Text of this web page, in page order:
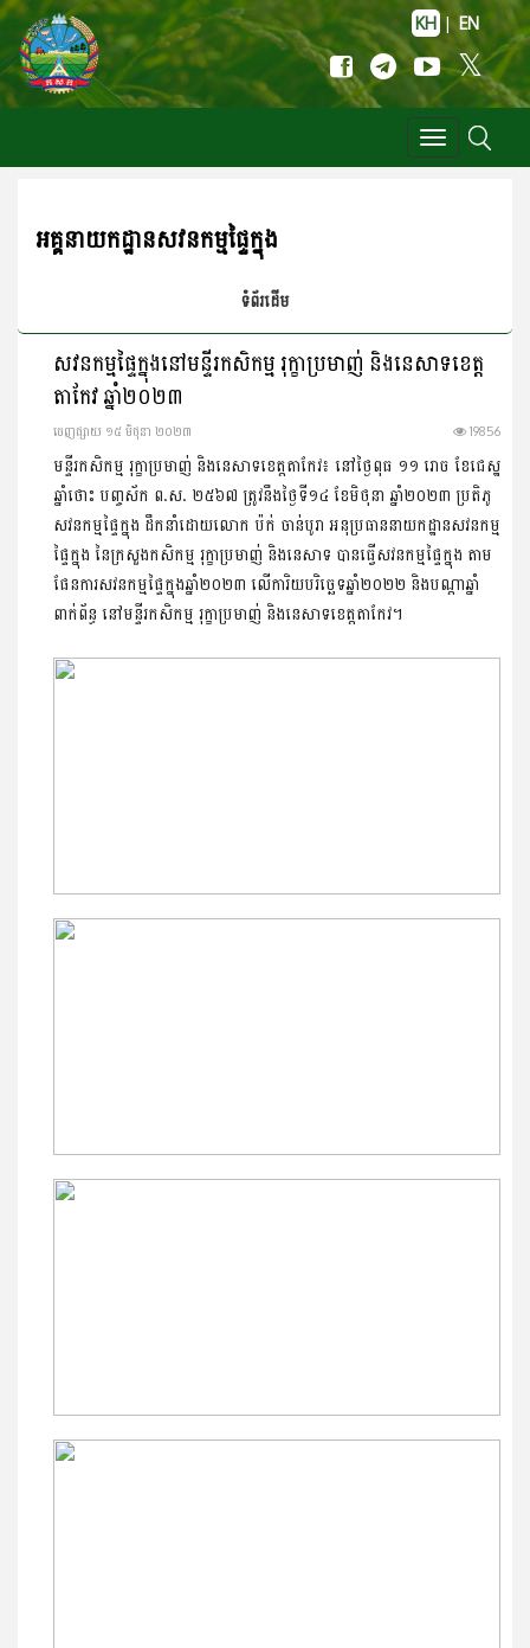
KH | EN
Toggle
navigation
អគ្គនាយកដ្ឋានសវនកម្មផ្ទៃក្នុង
ទំព័រដើម
សវនកម្មផ្ទៃក្នុងនៅមន្ទីរកសិកម្ម រុក្ខាប្រមាញ់ និងនេសាទខេត្ត
តាកែវ ឆ្នាំ២០២៣
ចេញ​ផ្សាយ​ ១៥ មិថុនា ២០២៣ 19856
មន្ទីរកសិកម្ម រុក្ខាប្រមាញ់ និងនេសាទខេត្តតាកែវ៖ នៅថ្ងៃពុធ ១១ រោច ខែជេស្ឋ
ឆ្នាំថោះ បញ្ចស័ក ព.ស. ២៥៦៧ ត្រូវនឹងថ្ងៃទី១៤ ខែមិថុនា ឆ្នាំ២០២៣ ប្រតិភូ
សវនកម្មផ្ទៃក្នុង ដឹកនាំដោយលោក ប៉ក់ ចាន់បូរា អនុប្រធាននាយកដ្ឋានសវនកម្ម
ផ្ទៃក្នុង នៃក្រសួងកសិកម្ម រុក្ខាប្រមាញ់ និងនេសាទ បានធ្វើសវនកម្មផ្ទៃក្នុង តាម
ផែនការសវនកម្មផ្ទៃក្នុងឆ្នាំ២០២៣ លើការិយបរិច្ឆេទឆ្នាំ២០២២ និងបណ្តាឆ្នាំ
ពាក់ព័ន្ធ នៅមន្ទីរកសិកម្ម រុក្ខាប្រមាញ់ និងនេសាទខេត្តតាកែវ។